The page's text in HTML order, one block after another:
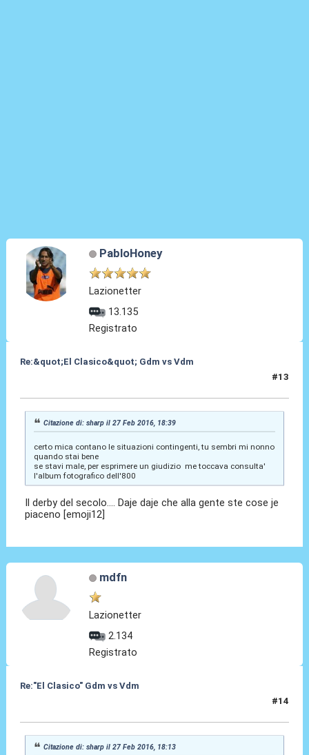
PabloHoney
Lazionetter
13.135
Registrato
Re:&quot;El Clasico&quot; Gdm vs Vdm
#13
Citazione di: sharp il 27 Feb 2016, 18:39
certo mica contano le situazioni contingenti, tu sembri mi nonno
quando stai bene
se stavi male, per esprimere un giudizio me toccava consulta'
l'album fotografico dell'800
Il derby del secolo.... Daje daje che alla gente ste cose je
piaceno [emoji12]
mdfn
Lazionetter
2.134
Registrato
Re:"El Clasico" Gdm vs Vdm
#14
Citazione di: sharp il 27 Feb 2016, 18:13